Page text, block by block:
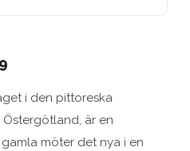
i den pittoreska
är en
möter det nya i en